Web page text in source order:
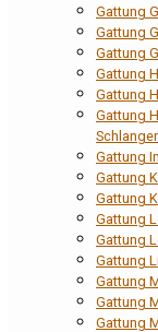
Gattung
Gattung
Gattung
Gattung
Gattung
Gattung
Gattung
Gattung
Gattung
Gattung
Gattung
Gattung
Gattung
Gattung
Gattung